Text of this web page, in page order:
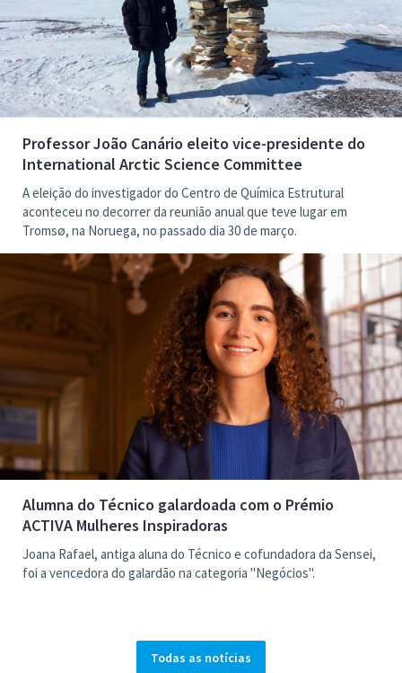
Professor João Canário eleito vice-presidente do
International Arctic Science Committee
A eleição do investigador do Centro de Química Estrutural
aconteceu no decorrer da reunião anual que teve lugar em
Tromsø, na Noruega, no passado dia 30 de março.
Alumna do Técnico galardoada com o Prémio
ACTIVA Mulheres Inspiradoras
Joana Rafael, antiga aluna do Técnico e cofundadora da Sensei,
foi a vencedora do galardão na categoria "Negócios".
Todas as notícias